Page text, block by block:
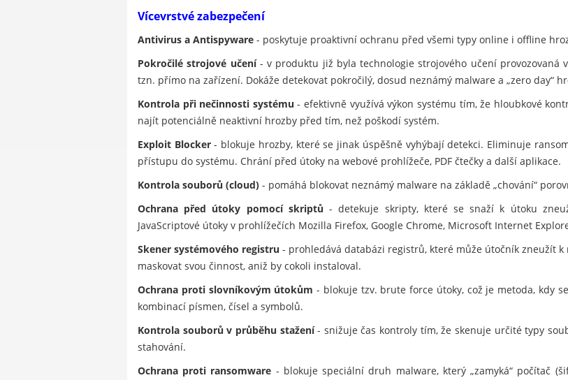
Vícevrstvé zabezpečení
Antivirus a Antispyware - poskytuje proaktivní ochranu před všemi typy online i offline
Pokročilé strojové učení- v produktu již byla technologie strojového učení provozovaná
tzn. přímo na zařízení. Dokáže detekovat pokročilý, dosud neznámý malware a „zero day“
Kontrola při nečinnosti systému - efektivně využívá výkon systému tím, že hloubkové
najít potenciálně neaktivní hrozby před tím, než poškodí systém.
Exploit Blocker- blokuje hrozby, které se jinak úspěšně vyhýbají detekci. Eliminuje
přístupu do systému. Chrání před útoky na webové prohlížeče, PDF čtečky a další aplikace.
Kontrola souborů (cloud) - pomáhá blokovat neznámý malware na základě „chování“
Ochrana před útoky pomocí skriptů - detekuje skripty, které se snaží k útoku
JavaScriptové útoky v prohlížečích Mozilla Firefox, Google Chrome, Microsoft Internet
Skener systémového registru - prohledává databázi registrů, které může útočník zneužít
maskovat svou činnost, aniž by cokoli instaloval.
Ochrana proti slovníkovým útokům - blokuje tzv. brute force útoky, což je metoda, kdy
kombinací písmen, čísel a symbolů.
Kontrola souborů v průběhu stažení- snižuje čas kontroly tím, že skenuje určité typy
stahování.
Ochrana proti ransomware - blokuje speciální druh malware, který „zamyká“ počítač